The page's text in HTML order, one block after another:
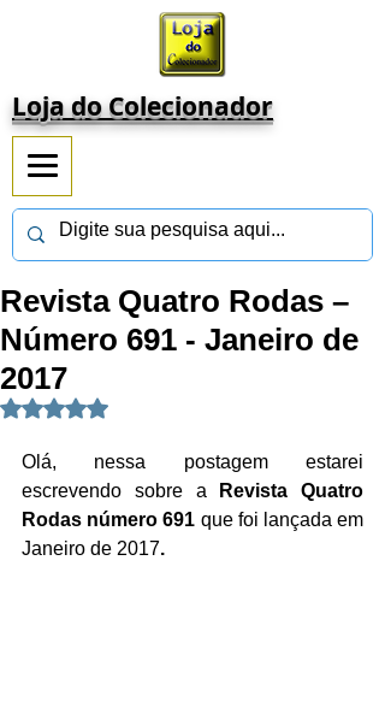
Loja do Colecionador
Revista Quatro Rodas –
Número 691 - Janeiro de
2017
Avaliado com NaN de 5 estrelas.
Olá, nessa postagem estarei
escrevendo sobre a
Revista Quatro
Rodas número 691 que foi lançada em
Janeiro de 2017.